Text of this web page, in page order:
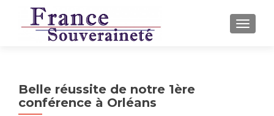
Belle réussite de notre 1ère
conférence à Orléans